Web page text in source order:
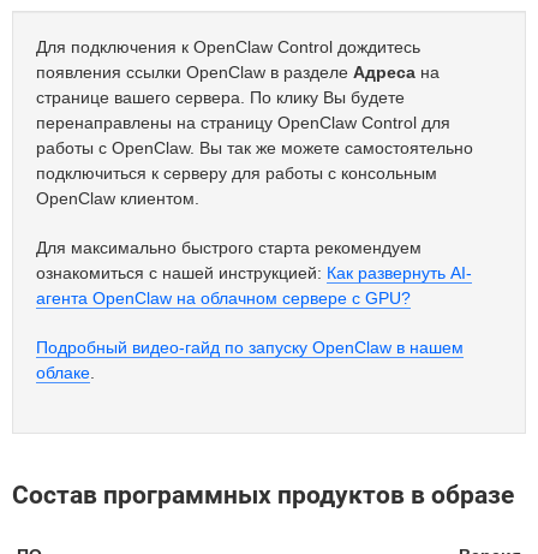
Для подключения к OpenClaw Control дождитесь
появления ссылки OpenClaw в разделе Адреса на
странице вашего сервера. По клику Вы будете
перенаправлены на страницу OpenClaw Control для
работы с OpenClaw. Вы так же можете самостоятельно
подключиться к серверу для работы с консольным
OpenClaw клиентом.
Для максимально быстрого старта рекомендуем
ознакомиться с нашей инструкцией: Как развернуть AI-
агента OpenClaw на облачном сервере с GPU?
Подробный видео-гайд по запуску OpenClaw в нашем
облаке
Состав программных продуктов в образе